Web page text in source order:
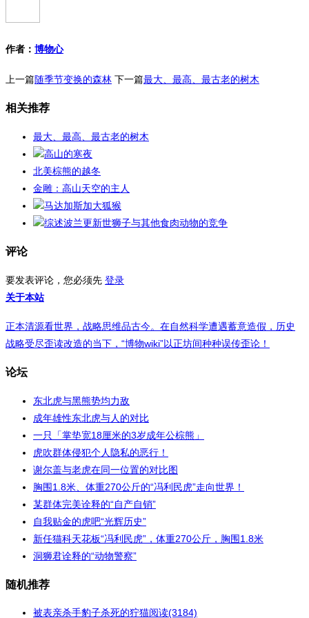
作者： 博物心
上一篇随季节变换的森林 下一篇最大、最高、最古老的树木
相关推荐
最大、最高、最古老的树木
高山的寒夜
北美棕熊的越冬
金雕：高山天空的主人
马达加斯加大狐猴
综述波兰更新世狮子与其他食肉动物的竞争
评论
要发表评论，您必须先 登录
关于本站
正本清源看世界，战略思维品古今。在自然科学遭遇蓄意造假，历史
战略受尽歪读改造的当下，“博物wiki”以正坊间种种误传歪论！
论坛
东北虎与黑熊势均力敌
成年雄性东北虎与人的对比
一只「掌垫宽18厘米的3岁成年公棕熊」
虎吹群体侵犯个人隐私的恶行！
谢尔盖与老虎在同一位置的对比图
胸围1.8米、体重270公斤的“冯利民虎”走向世界！
某群体完美诠释的“自产自销”
自我贴金的虎吧“光辉历史”
新任猫科天花板“冯利民虎”，体重270公斤，胸围1.8米
洞狮君诠释的“动物警察”
随机推荐
被表亲杀手豹子杀死的狞猫阅读(3184)